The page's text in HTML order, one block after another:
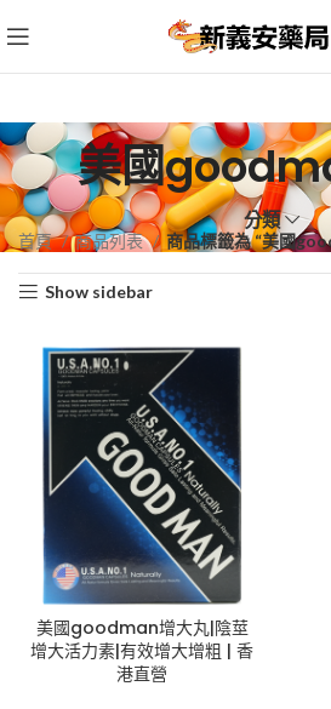
美國
分類
首頁 商品列表 商品標籤為 “美國
Show sidebar
美國goodman增大丸|陰莖
增大活力素|有效增大增粗 | 香
港直營